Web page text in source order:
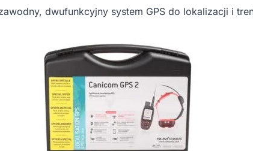
dwufunkcyjny system GPS do lokalizacji i